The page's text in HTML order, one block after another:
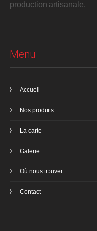
production artisanale.
Menu
Accueil
Nos produits
La carte
Galerie
Où nous trouver
Contact